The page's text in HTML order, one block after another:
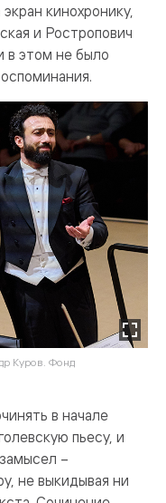
кинохронику,
и Ростропович
в этом не было
Куров. Фонд
в начале
пьесу, и
–
не выкидывая ни